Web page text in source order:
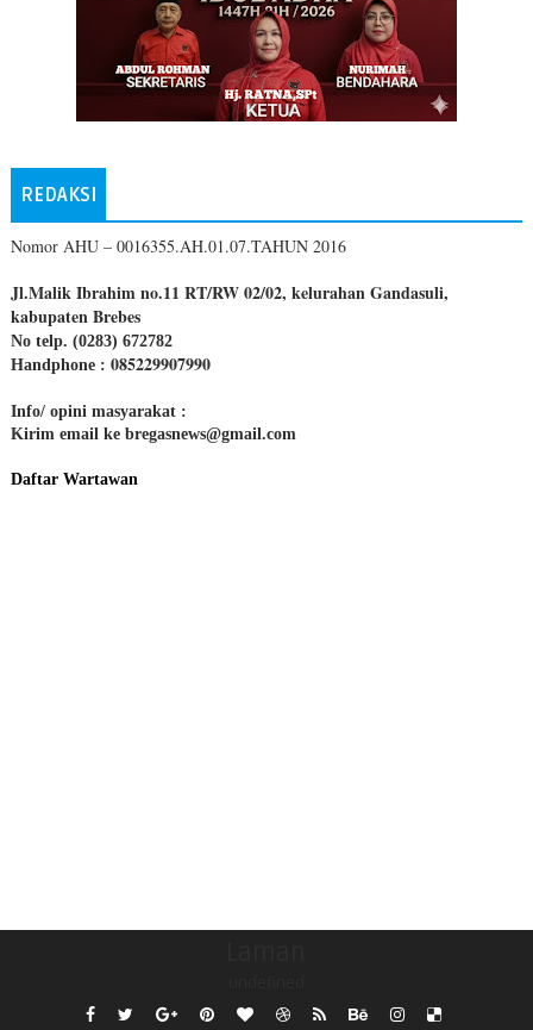
REDAKSI
Nomor AHU – 0016355.AH.01.07.TAHUN 2016
Jl.Malik Ibrahim no.11 RT/RW 02/02, kelurahan Gandasuli,
kabupaten Brebes
No telp. (0283) 672782
Handphone : 085229907990
Info/ opini masyarakat :
Kirim email ke bregasnews@gmail.com
Daftar Wartawan